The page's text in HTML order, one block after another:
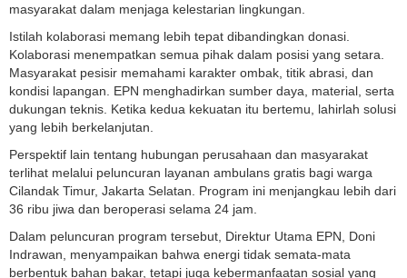
masyarakat dalam menjaga kelestarian lingkungan.
Istilah kolaborasi memang lebih tepat dibandingkan donasi.
Kolaborasi menempatkan semua pihak dalam posisi yang setara.
Masyarakat pesisir memahami karakter ombak, titik abrasi, dan
kondisi lapangan. EPN menghadirkan sumber daya, material, serta
dukungan teknis. Ketika kedua kekuatan itu bertemu, lahirlah solusi
yang lebih berkelanjutan.
Perspektif lain tentang hubungan perusahaan dan masyarakat
terlihat melalui peluncuran layanan ambulans gratis bagi warga
Cilandak Timur, Jakarta Selatan. Program ini menjangkau lebih dari
36 ribu jiwa dan beroperasi selama 24 jam.
Dalam peluncuran program tersebut, Direktur Utama EPN, Doni
Indrawan, menyampaikan bahwa energi tidak semata-mata
berbentuk bahan bakar, tetapi juga kebermanfaatan sosial yang